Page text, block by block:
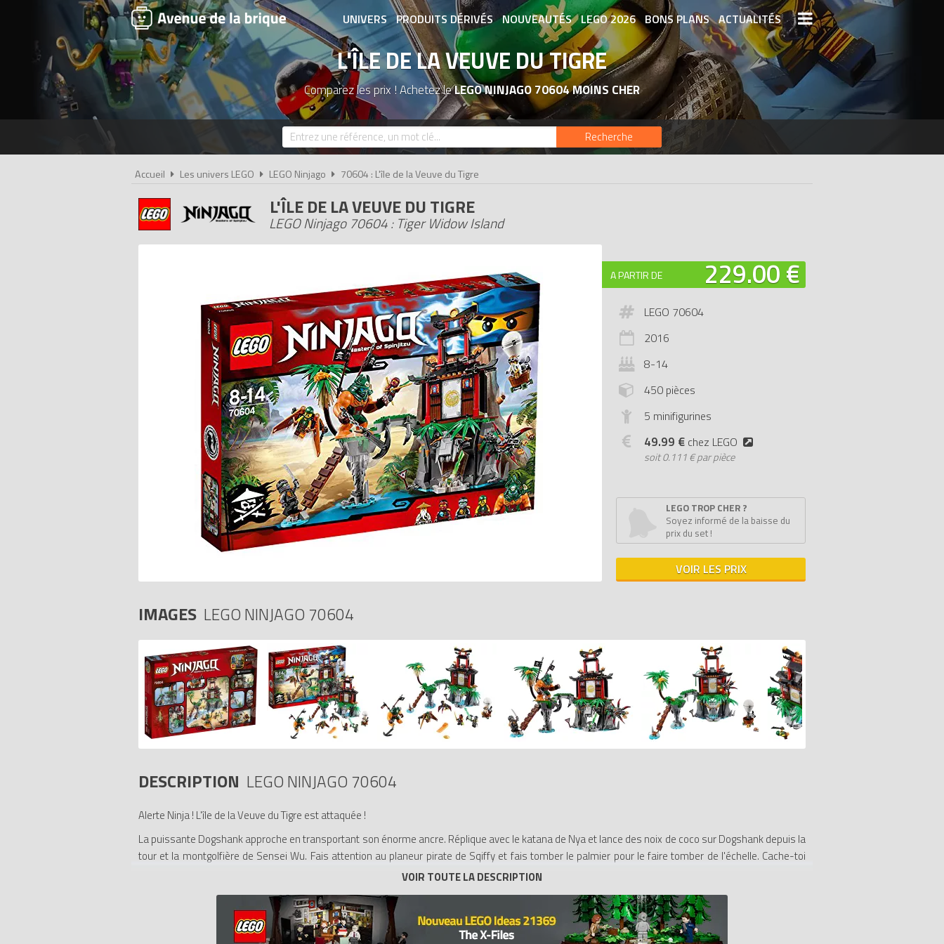
UNIVERS PRODUITS DÉRIVÉS NOUVEAUTÉS LEGO 2026 BONS PLANS ACTUALITÉS
ASSOCIATIONS DE FANS EXPOSITIONS LEGO LEGO LES PLUS CHERS
DERNIERS LEGO AJOUTÉS
L'ÎLE DE LA VEUVE DU TIGRE
Comparez les prix ! Achetez leLEGO NINJAGO 70604 MOINS CHER
Recherche
Accueil Les univers LEGO LEGO Ninjago 70604 : L'île de la Veuve du Tigre
L'ÎLE DE LA VEUVE DU TIGRE
LEGO Ninjago 70604 : Tiger Widow Island
A PARTIR DE 229.00 €
LEGO 70604
2016
8-14
450 pièces
5 minifigurines
49.99 € chez LEGO
soit0.111 € par pièce
LEGO TROP CHER ?
Soyez informé de la baisse du
prix du set !
VOIR LES PRIX
IMAGES LEGO NINJAGO 70604
DESCRIPTION LEGO NINJAGO 70604
Alerte Ninja ! L'île de la Veuve du Tigre est attaquée !
La puissante Dogshank approche en transportant son énorme ancre. Réplique avec le katana de Nya et lance des noix de coco sur Dogshank depuis la
tour et la montgolfière de Sensei Wu. Fais attention au planeur pirate de Sqiffy et fais tomber le palmier pour le faire tomber de l'échelle. Cache-toi
dans la grotte et attention aux énormes araignées venimeuses qui parcourent l'île ! Bats les envahisseurs pirates et libère Zane qui est prisonnier de
- Inclut 4 figurines : Nya, Cole, Sensei Wu et Sqiffy, et une grande figurine de Dogshank.
- L'île de la Veuve du Tigre comprend une tour avec un fonction de lâcher de noix de coco, une liane pour qu'un Ninja puisse se balancer, une salle de